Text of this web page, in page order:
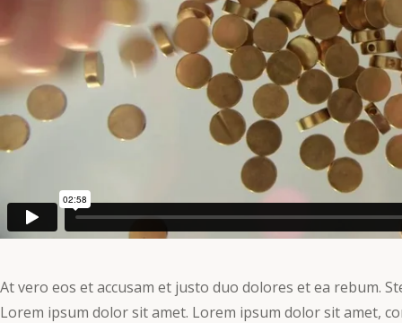
At vero eos et accusam et justo duo dolores et ea rebum.
Lorem ipsum dolor sit amet. Lorem ipsum dolor sit amet,